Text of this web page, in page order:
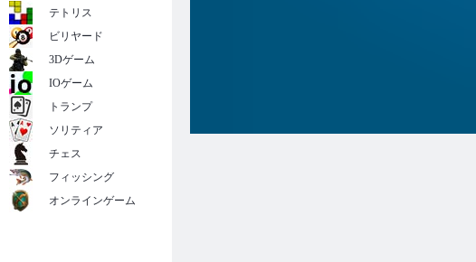
テトリス
ビリヤード
3Dゲーム
IOゲーム
トランプ
ソリティア
チェス
フィッシング
オンラインゲーム